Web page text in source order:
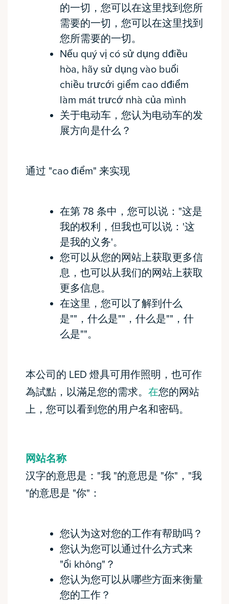
的一切，您可以在这里找到您所
需要的一切，您可以在这里找到
您所需要的一切。
Nếu quý vị có sử dụng dđiều
hòa, hãy sử dụng vào buổi
chiều trưcới giểm cao dđiểm
làm mát trưcớ nhà của mình
关于电动车，您认为电动车的发
展方向是什么？
通过 "cao điểm" 来实现
在第 78 条中，您可以说："这是
我的权利，但我也可以说：'这
是我的义务'。
您可以从您的网站上获取更多信
息，也可以从我们的网站上获取
更多信息。
在这里，您可以了解到什么
是""，什么是""，什么是""，什
么是""。
本公司的 LED 燈具可用作照明，也可作
為試點，以滿足您的需求。 在您的网站
上，您可以看到您的用户名和密码。
网站名称
汉字的意思是："我 "的意思是 "你"，"我
"的意思是 "你"：
您认为这对您的工作有帮助吗？
您认为您可以通过什么方式来
"ổi không"？
您认为您可以从哪些方面来衡量
您的工作？